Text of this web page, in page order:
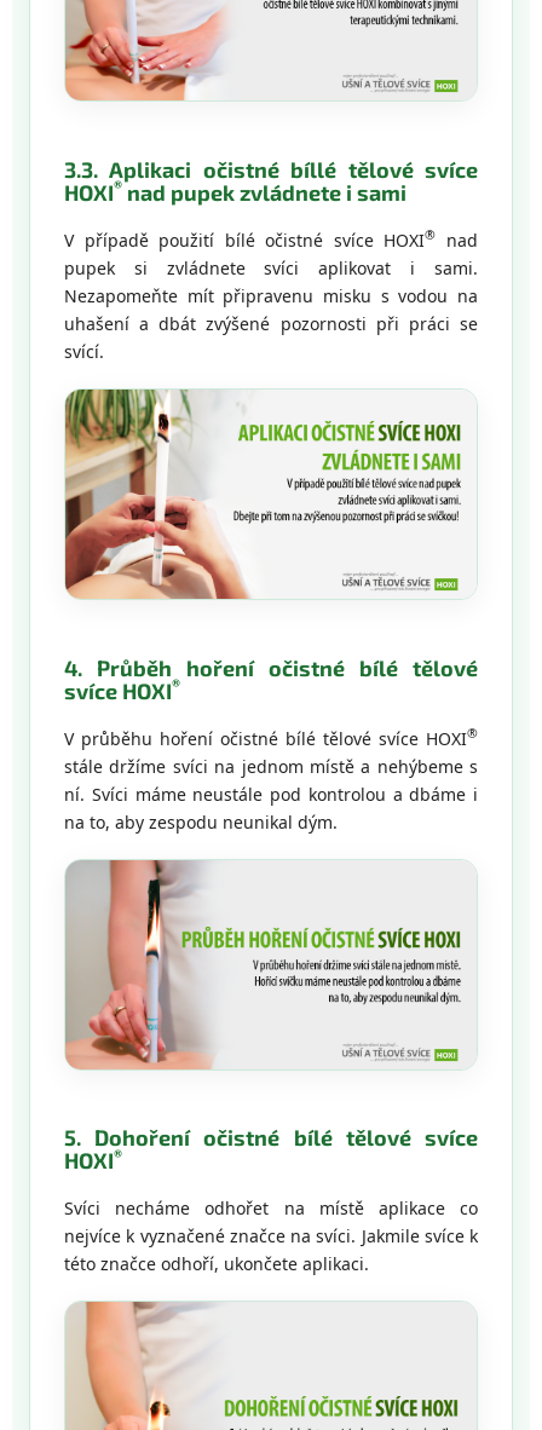
3.3. Aplikaci očistné bíllé tělové svíce
HOXI®nad pupek zvládnete i sami
V případě použití bílé očistné svíce HOXI®
nad
pupek si zvládnete svíci aplikovat i sami.
Nezapomeňte mít připravenu misku s vodou na
uhašení a dbát zvýšené pozornosti při práci se
svící.
4. Průběh hoření očistné bílé tělové
svíce HOXI®
V průběhu hoření očistné bílé tělové svíce HOXI®
stále držíme svíci na jednom místě a nehýbeme s
ní. Svíci máme neustále pod kontrolou a dbáme i
na to, aby zespodu neunikal dým.
5. Dohoření očistné bílé tělové svíce
HOXI®
Svíci necháme odhořet na místě aplikace co
nejvíce k vyznačené značce na svíci. Jakmile svíce k
této značce odhoří, ukončete aplikaci.